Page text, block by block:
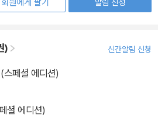
회원에게 팔기
알림 신청
) 신간알림 신청
스페셜 에디션)
셜 에디션)